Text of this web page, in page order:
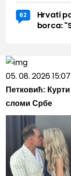
62
Hrvati
borca:
05. 08. 2026 15:07
Петковић:
сломи Србе